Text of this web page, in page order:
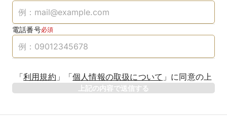
電話番号必須
「利用規約 」 「個人情報の取扱について 」 に同意の上
上記の内容で送信する